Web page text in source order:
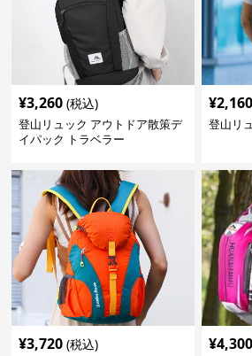
¥3,260 (税込)
登山リュック アウトドア散策デ
イパック トラベラー
¥2,160
登山リ
¥3,720 (税込) ¥4,300